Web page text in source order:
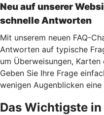
Neu auf unserer
schnelle Antworten
Mit unserem neuen FAQ-
Antworten auf typische
um Überweisungen,
Geben Sie Ihre Frage
wenigen Augenblicken
Das Wichtigste